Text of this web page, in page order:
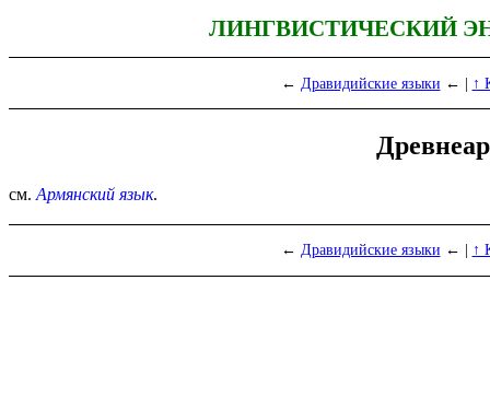
ЛИНГВИСТИЧЕСКИЙ
← Дравидийские языки ← | ↑
см. Армянский язык.
← Дравидийские языки ← | ↑